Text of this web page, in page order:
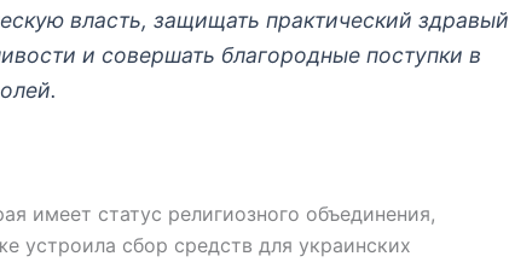
власть, защищать практический здравый
и совершать благородные поступки в
имеет статус религиозного объединения,
устроила сбор средств для украинских